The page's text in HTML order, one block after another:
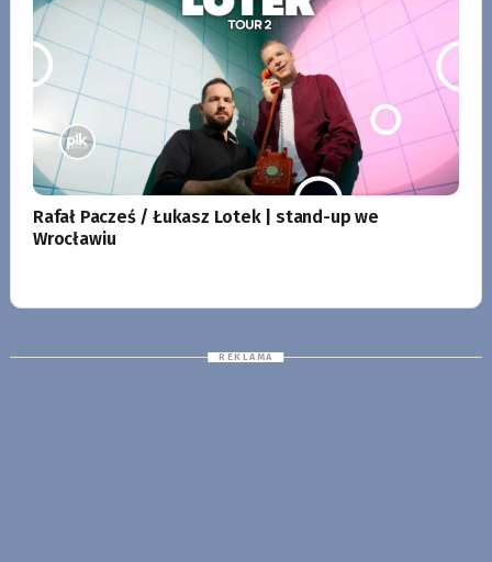
Rafał Pacześ / Łukasz Lotek | stand-up we
Wrocławiu